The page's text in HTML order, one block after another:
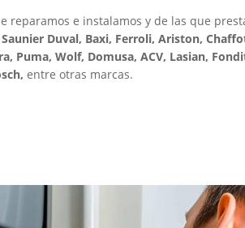
reparamos e instalamos y de las que
Duval, Baxi, Ferroli, Ariston,
Puma, Wolf, Domusa, ACV, Lasian,
entre otras marcas.